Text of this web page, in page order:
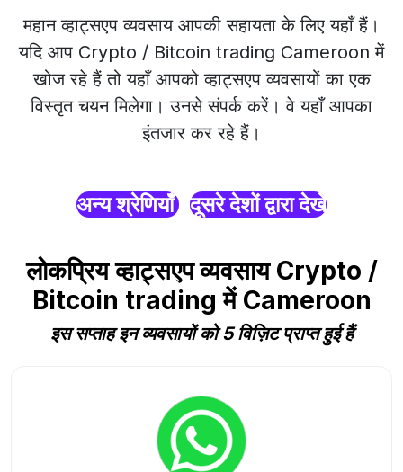
महान व्हाट्सएप व्यवसाय आपकी सहायता के लिए यहाँ हैं।
यदि आप Crypto / Bitcoin trading Cameroon में
खोज रहे हैं तो यहाँ आपको व्हाट्सएप व्यवसायों का एक
विस्तृत चयन मिलेगा। उनसे संपर्क करें। वे यहाँ आपका
इंतजार कर रहे हैं।
अन्य श्रेणियाँ दूसरे देशों द्वारा देखें
लोकप्रिय व्हाट्सएप व्यवसाय Crypto /
Bitcoin trading में Cameroon
इस सप्ताह इन व्यवसायों को 5 विज़िट प्राप्त हुई हैं